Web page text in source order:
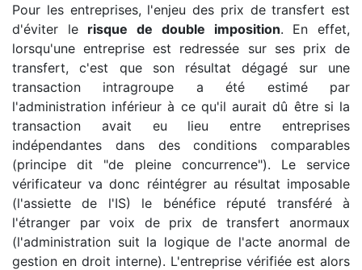
Pour les entreprises, l'enjeu des prix de transfert est
d'éviter le risque de double imposition. En effet,
lorsqu'une entreprise est redressée sur ses prix de
transfert, c'est que son résultat dégagé sur une
transaction intragroupe a été estimé par
l'administration inférieur à ce qu'il aurait dû être si la
transaction avait eu lieu entre entreprises
indépendantes dans des conditions comparables
(principe dit "de pleine concurrence"). Le service
vérificateur va donc réintégrer au résultat imposable
(l'assiette de l'IS) le bénéfice réputé transféré à
l'étranger par voix de prix de transfert anormaux
(l'administration suit la logique de l'acte anormal de
gestion en droit interne). L'entreprise vérifiée est alors